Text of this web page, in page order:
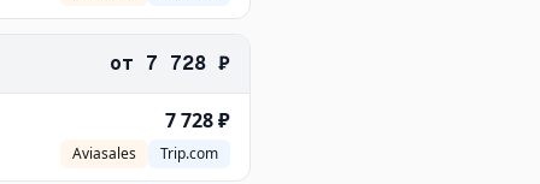
от 7 728 ₽
7 728 ₽
Aviasales Trip.com